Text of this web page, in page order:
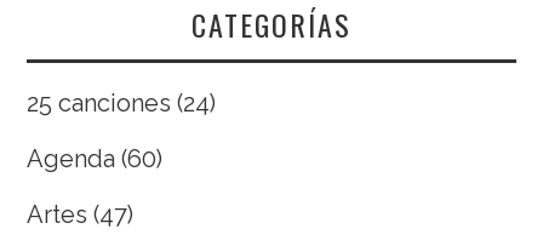
CATEGORÍAS
25 canciones (24)
Agenda (60)
Artes (47)